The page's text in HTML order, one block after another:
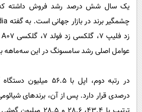
یک سال شش درصد رشد فروش داشته که
عوامل اصلی رشد سامسونگ در این سه‌ماهه